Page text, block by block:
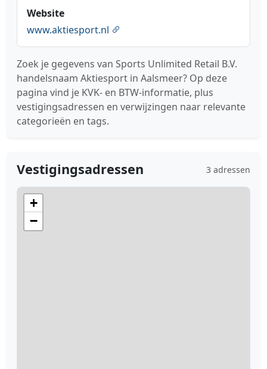
Website
www.aktiesport.nl
Zoek je gegevens van Sports Unlimited Retail B.V.
handelsnaam Aktiesport in Aalsmeer? Op deze
pagina vind je KVK- en BTW-informatie, plus
vestigingsadressen en verwijzingen naar relevante
categorieën en tags.
Vestigingsadressen 3 adressen
+
−